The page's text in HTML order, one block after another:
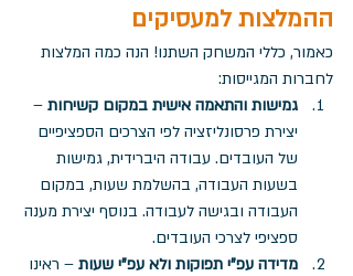
ההמלצות למעסיקים
כאמור, כללי המשחק השתנו! הנה כמה המלצות
לחברות המגייסות:
גמישות והתאמה אישית במקום קשיחות –
יצירת פרסונליזציה לפי הצרכים הספציפיים
של העובדים. עבודה היברידית, גמישות
בשעות העבודה, בהשלמת שעות, במקום
העבודה ובגישה לעבודה. בנוסף יצירת מענה
ספציפי לצרכי העובדים.
מדידה עפ"י תפוקות ולא עפ"י שעות – ראינו